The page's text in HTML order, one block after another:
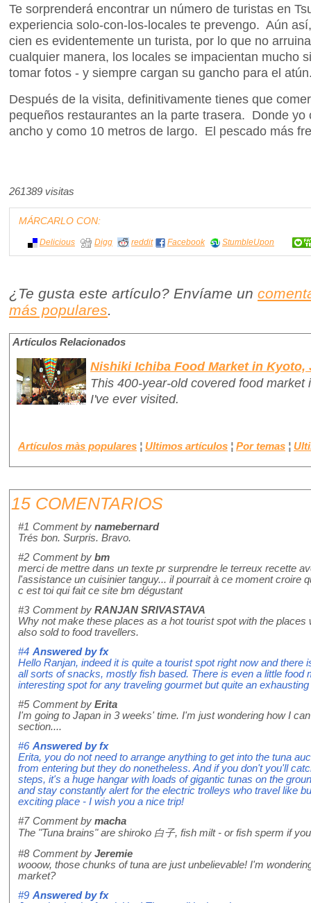
Te sorprenderá encontrar un número de turistas en
experiencia solo-con-los-locales te prevengo. Aún
cien es evidentemente un turista, por lo que no
cualquier manera, los locales se impacientan mucho
tomar fotos - y siempre cargan su gancho para el
Después de la visita, definitivamente tienes que
pequeños restaurantes an la parte trasera. Donde
ancho y como 10 metros de largo. El pescado más
261389 visitas
MÁRCARLO CON:
Delicious Digg reddit Facebook StumbleUpon
¿Te gusta este artículo? Envíame un
más populares.
Artículos Relacionados
Nishiki Ichiba Food Market in Kyoto,
This 400-year-old covered food market
I've ever visited.
Artículos màs populares ¦ Ultimos artículos ¦ Por temas ¦
15 COMENTARIOS
#1 Comment by namebernard
Trés bon. Surpris. Bravo.
#2 Comment by bm
merci de mettre dans un texte pr surprendre le terreux recette
l'assistance un cuisinier tanguy... il pourrait à ce moment croire
c est toi qui fait ce site bm dégustant
#3 Comment by RANJAN SRIVASTAVA
Why not make these places as a hot tourist spot with the
also sold to food travellers.
#4 Answered byfx
Hello Ranjan, indeed it is quite a tourist spot right now and
all sorts of snacks, mostly fish based. There is even a little food
interesting spot for any traveling gourmet but quite an
#5 Comment by Erita
I'm going to Japan in 3 weeks' time. I'm just wondering how I
section....
#6 Answered byfx
Erita, you do not need to arrange anything to get into the tuna
from entering but they do nonetheless. And if you don't you'll
steps, it's a huge hangar with loads of gigantic tunas on the
and stay constantly alert for the electric trolleys who travel like
exciting place - I wish you a nice trip!
#7 Comment by macha
The "Tuna brains" are shiroko 白子, fish milt - or fish sperm if
#8 Comment by Jeremie
wooow, those chunks of tuna are just unbelievable! I'm
market?
#9 Answered byfx